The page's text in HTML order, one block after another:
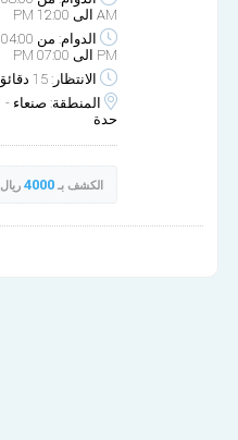
AM الى 12:00 PM
الدوام: من 04:00
PM الى 07:00 PM
الانتظار: 15 دقائق
المنطقة: صنعاء -
حدة
الكشف بـ4000 ريال
مساء مساء